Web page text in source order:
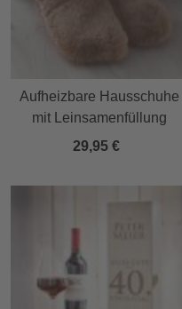
Aufheizbare Hausschuhe
mit Leinsamenfüllung
29,95 €